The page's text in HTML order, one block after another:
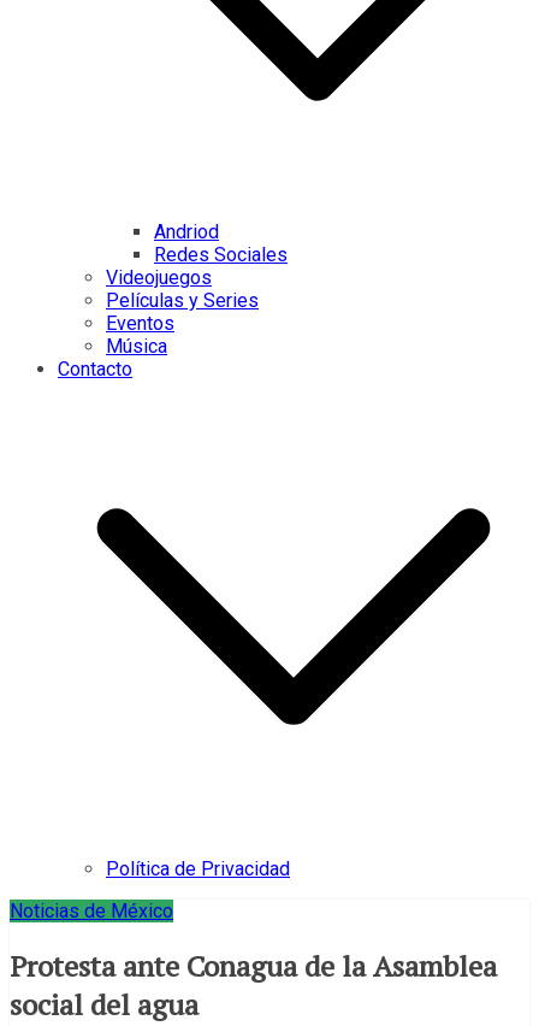
Andriod
Redes Sociales
Videojuegos
Películas y Series
Eventos
Música
Contacto
Política de Privacidad
Noticias de México
Protesta ante Conagua de la Asamblea
social del agua